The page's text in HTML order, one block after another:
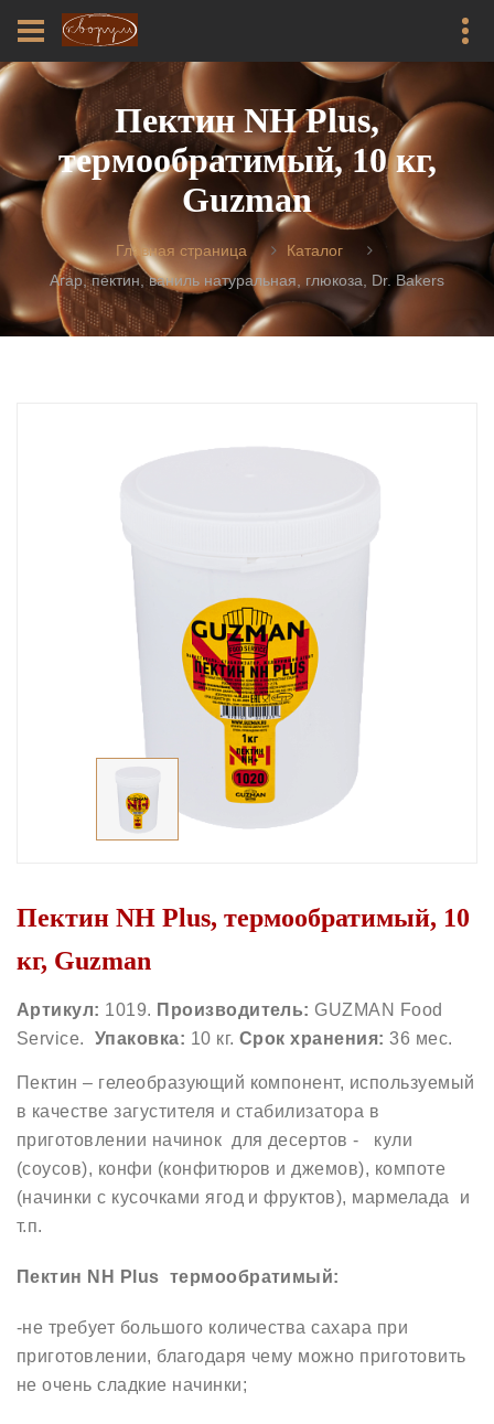
Пектин NH Plus,
термообратимый, 10 кг,
Guzman
Главная страница
Каталог
Агар, пектин, ваниль натуральная, глюкоза, Dr. Bakers
Пектин NH Plus, термообратимый, 10
кг, Guzman
Артикул: 1019. Производитель: GUZMAN Food
Service. Упаковка: 10 кг. Срок хранения: 36 мес.
Пектин – гелеобразующий компонент, используемый
в качестве загустителя и стабилизатора в
приготовлении начинок для десертов - кули
(соусов), конфи (конфитюров и джемов), компоте
(начинки с кусочками ягод и фруктов), мармелада и
т.п.
Пектин NH Plus термообратимый:
-не требует большого количества сахара при
приготовлении, благодаря чему можно приготовить
не очень сладкие начинки;